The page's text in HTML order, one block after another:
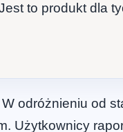
to produkt dla
odróżnieniu od
Użytkownicy